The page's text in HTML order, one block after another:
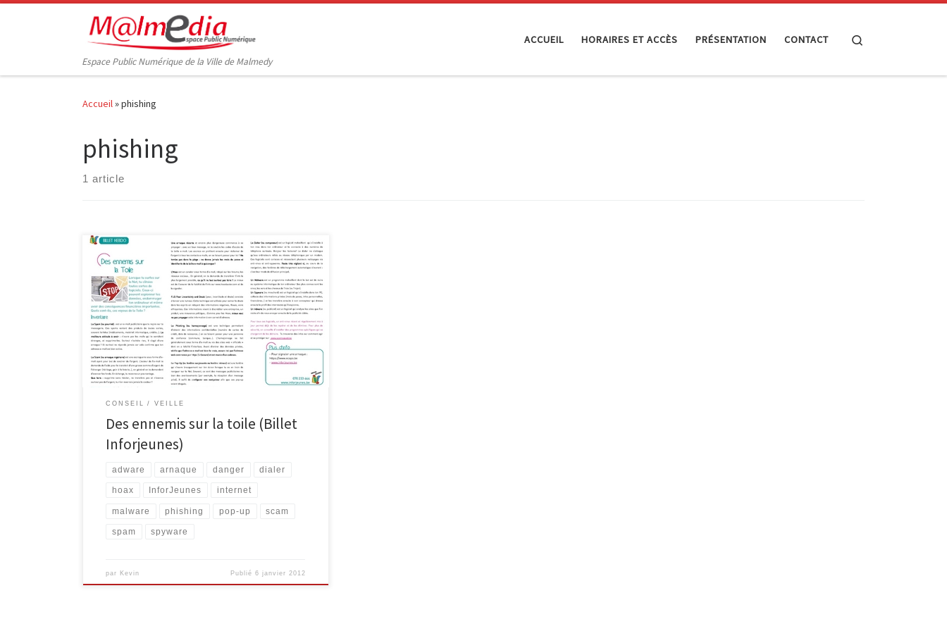
Passer au contenu
Espace Public Numérique de la Ville de Malmedy
ACCUEIL HORAIRES ET ACCÈS PRÉSENTATION CONTACT
Accueil»phishing
phishing
1 article
InforJeunes Malmedy vient de me faire parvenir le
dernier billet intitulé « Des ennemis sur la toile »…
C’est avec son aimable autorisation que j’en publie le
contenu. Lorsque tu surfes sur le Net, tu côtoies toutes
sortes de logiciels. Ceux-ci peuvent espionner
tes données, endommager ton ordinateur et
même avoir des conséquences financières
importantes. Quels sont-ils, ces voyous […]
CONSEIL VEILLE
Des ennemis sur la toile (Billet
Inforjeunes)
adware arnaque danger dialer
hoax InforJeunes internet
malware phishing pop-up scam
spam spyware
par Kevin Publié 6 janvier 2012